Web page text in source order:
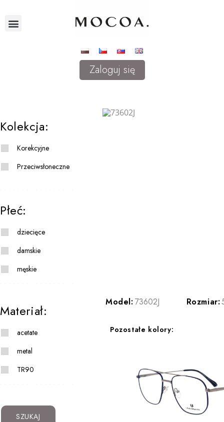
Zaloguj się
Kolekcja:
Korekcyjne
Przeciwsłoneczne
Płeć:
dziecięce
damskie
męskie
Materiał:
acetate
metal
TR90
SZUKAJ
Model: 73602J Rozmiar:
Pozostałe kolory: